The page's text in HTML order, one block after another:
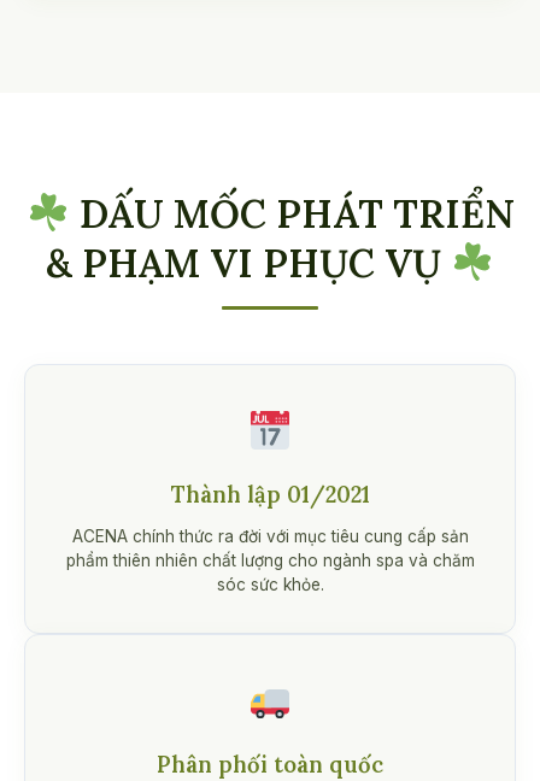
DẤU MỐC PHÁT TRIỂN
& PHẠM VI PHỤC VỤ
Thành lập 01/2021
ACENA chính thức ra đời với mục tiêu cung cấp sản
phẩm thiên nhiên chất lượng cho ngành spa và chăm
sóc sức khỏe.
Phân phối toàn quốc